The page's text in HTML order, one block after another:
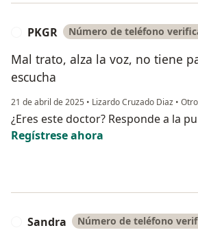
PKGR Número de teléfono
Mal trato, alza la voz, no tiene
escucha
21 de abril de 2025 • Lizardo Cruzado Diaz • Otro
¿Eres este doctor? Responde a la
Regístrese ahora
Sandra Número de teléfono